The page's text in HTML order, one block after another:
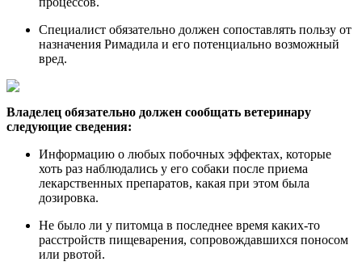
Специалист обязательно должен сопоставлять пользу от
назначения Римадила и его потенциально возможный
вред.
Владелец обязательно должен сообщать ветеринару
следующие сведения:
Информацию о любых побочных эффектах, которые
хоть раз наблюдались у его собаки после приема
лекарственных препаратов, какая при этом была
дозировка.
Не было ли у питомца в последнее время каких-то
расстройств пищеварения, сопровождавшихся поносом
или рвотой.